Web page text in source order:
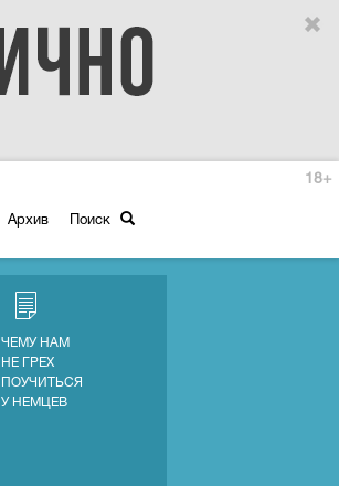
Архив Поиск
18+
ЧЕМУ НАМ
НЕ ГРЕХ
ПОУЧИТЬСЯ
У НЕМЦЕВ